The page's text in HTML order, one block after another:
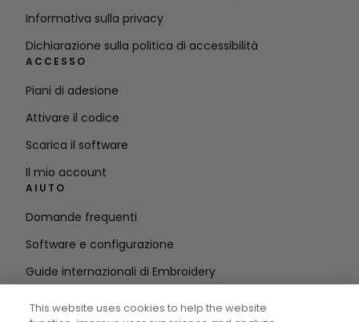
Informativa sulla privacy
Dichiarazione sulla politica di accessibilità
ACCESSO
Piani di adesione
Attivare il codice
Scarica il software
Il mio account
AIUTO
Domande frequenti
Software e configurazione
Guide internazionali di Embroidery
RIMANETE IN CONTATTO
This website uses cookies to help the website